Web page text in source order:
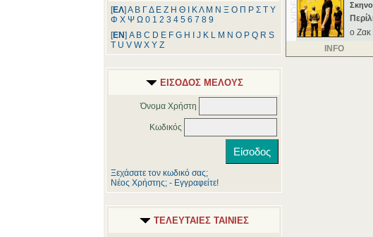
[ΕΛ] Α Β ΓΔ Ε Ζ Η Θ ΚΛ Μ Ν Ξ Ο Π Ρ Σ Τ Υ
Φ Χ Ψ Ω 0 1 2 3 4 5 6 7 8 9
[ΕΝ] A B C D E F G H J K L M N O P Q R S
T U V W X Y Z
ΕΙΣΟΔΟΣ ΜΕΛΟΥΣ
Όνομα Χρήστη
Κωδικός
Ξεχάσατε τον κωδικό σας;
Νέος Χρήστης; - Εγγραφείτε!
ΤΕΛΕΥΤΑΙΕΣ ΤΑΙΝΙΕΣ
o Ζακ
INFO